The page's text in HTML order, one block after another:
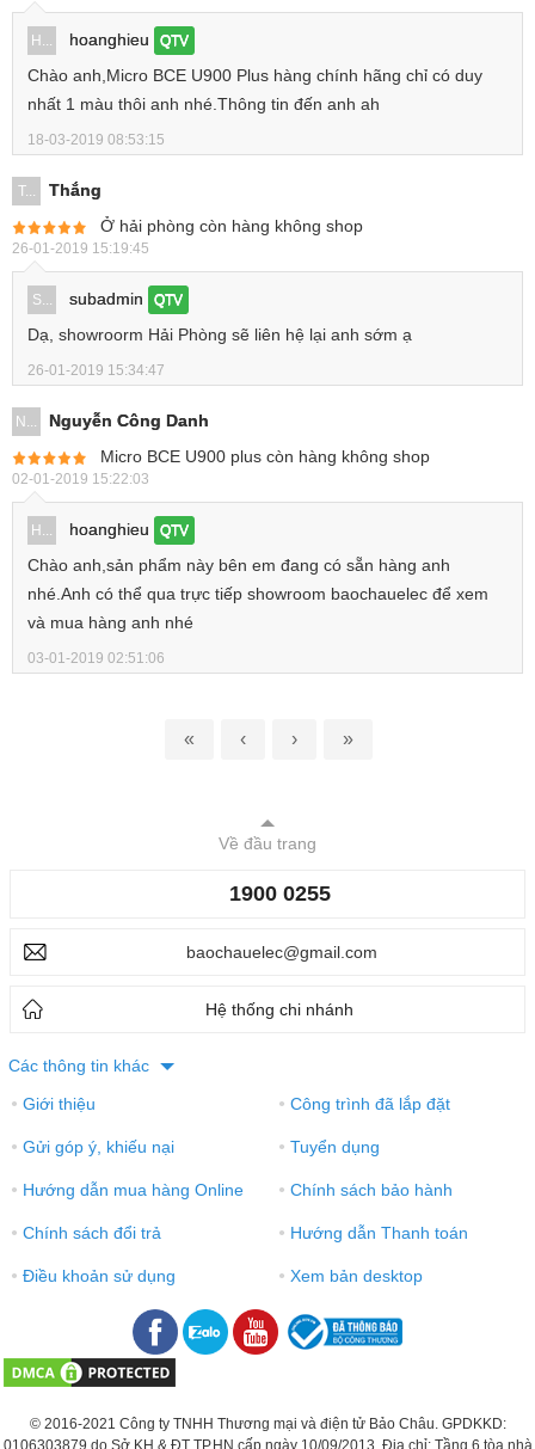
H... hoanghieu QTV
Chào anh,Micro BCE U900 Plus hàng chính hãng chỉ có duy
nhất 1 màu thôi anh nhé.Thông tin đến anh ah
18-03-2019 08:53:15
T...
Thắng
Ở hải phòng còn hàng không shop
26-01-2019 15:19:45
S... subadmin QTV
Dạ, showroorm Hải Phòng sẽ liên hệ lại anh sớm ạ
26-01-2019 15:34:47
N...
Nguyễn Công Danh
Micro BCE U900 plus còn hàng không shop
02-01-2019 15:22:03
H... hoanghieu QTV
Chào anh,sản phẩm này bên em đang có sẵn hàng anh
nhé.Anh có thể qua trực tiếp showroom baochauelec để xem
và mua hàng anh nhé
03-01-2019 02:51:06
« ‹ › »
Về đầu trang
1900 0255
baochauelec@gmail.com
Hệ thống chi nhánh
Các thông tin khác
● Giới thiệu ● Công trình đã lắp đặt
● Gửi góp ý, khiếu nại ● Tuyển dụng
● Hướng dẫn mua hàng Online ● Chính sách bảo hành
● Chính sách đổi trả ● Hướng dẫn Thanh toán
● Điều khoản sử dụng ● Xem bản desktop
© 2016-2021 Công ty TNHH Thương mại và điện tử Bảo Châu. GPDKKD:
0106303879 do Sở KH & ĐT TP.HN cấp ngày 10/09/2013. Địa chỉ: Tầng 6 tòa nhà